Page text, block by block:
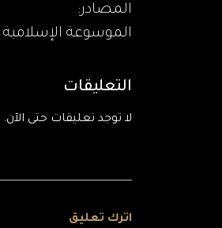
المصادر:
الموسوعة
التعليقات
لا توجد تعليقات حتى
اترك تعليق